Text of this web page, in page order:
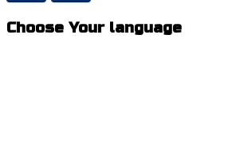
Choose Your language